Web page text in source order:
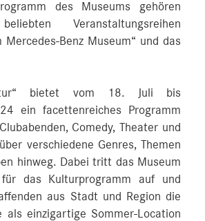
des Museums gehören
Veranstaltungsreihen
Benz Museum“ und das
bietet vom 18. Juli bis
ein facettenreiches Programm
Comedy, Theater und
verschiedene Genres, Themen
hinweg. Dabei tritt das Museum
das Kulturprogramm auf und
aus Stadt und Region die
als einzigartige Sommer-Location